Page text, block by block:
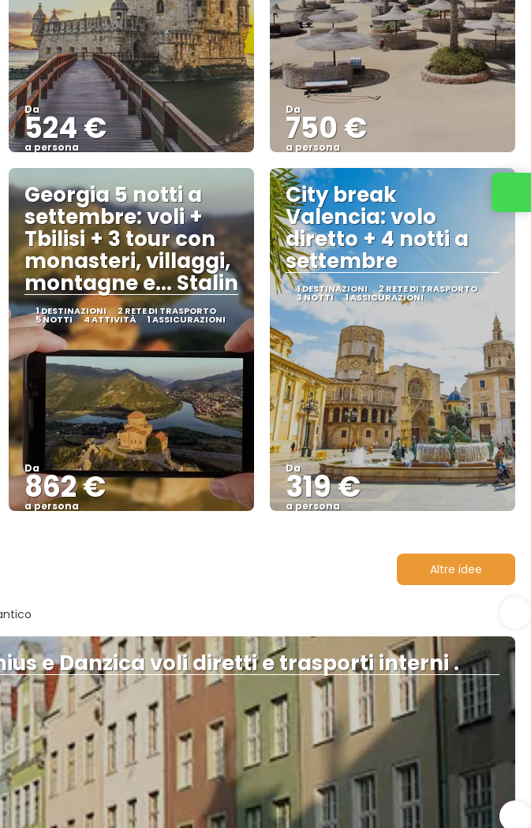
Da
524 €
a persona
Vedere
Da
750 €
a persona
Vedere
Georgia 5 notti a
settembre: voli +
Tbilisi + 3 tour con
monasteri, villaggi,
montagne e... Stalin
1 DESTINAZIONI 2 RETE DI TRASPORTO
5 NOTTI 4 ATTIVITÀ 1 ASSICURAZIONI
Da
862 €
a persona
City break
Valencia: volo
diretto + 4 notti a
settembre
1 DESTINAZIONI 2 RETE DI TRASPORTO
3 NOTTI 1 ASSICURAZIONI
Da
319 €
a persona
Altre idee
e Danzica voli diretti e trasporti interni .